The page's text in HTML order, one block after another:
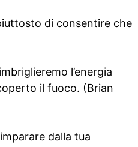
di consentire che
l’energia
il fuoco. (Brian
dalla tua